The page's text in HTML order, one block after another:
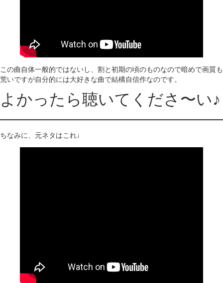
この曲自体一般的ではないし、割と初期の頃のものなので暗めで画質も
荒いですが自分的には大好きな曲で結構自信作なのです。
よかったら聴いてくださ〜い♪
ちなみに、元ネタはこれ↓